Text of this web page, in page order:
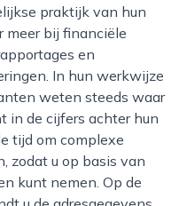
praktijk van hun
meer bij financiële
en
In hun werkwijze
weten steeds waar
in de cijfers achter hun
tijd om complexe
zodat u op basis van
kunt nemen. Op de